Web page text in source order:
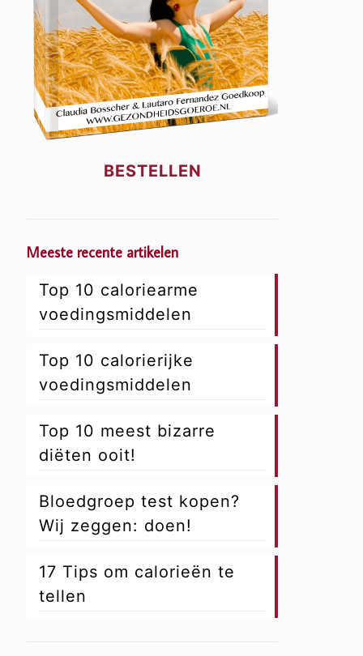
BESTELLEN
Meeste recente artikelen
Top 10 caloriearme
voedingsmiddelen
Top 10 calorierijke
voedingsmiddelen
Top 10 meest bizarre
diëten ooit!
Bloedgroep test kopen?
Wij zeggen: doen!
17 Tips om calorieën te
tellen